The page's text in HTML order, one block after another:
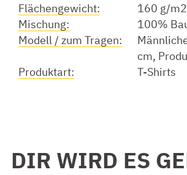
Flächengewicht:
160 g/m2
Mischung:
100%
Modell / zum Tragen:
cm,
Produktart:
T-Shirts
DIR WIRD ES